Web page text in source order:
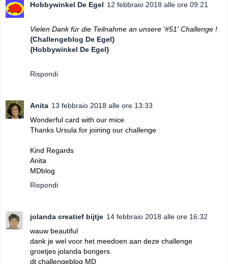
Hobbywinkel De Egel 12 febbraio 2018 alle ore 09:21
Vielen Dank für die Teilnahme an unsere '#51' Challenge !
{Challengeblog De Egel}
{Hobbywinkel De Egel}
Rispondi
Anita 13 febbraio 2018 alle ore 13:33
Wonderful card with our mice.
Thanks Ursula for joining our challenge
Kind Regards
Anita
MDblog
Rispondi
jolanda creatief bijtje 14 febbraio 2018 alle ore 16:32
wauw beautiful
dank je wel voor het meedoen aan deze challenge
groetjes jolanda bongers
dt challengeblog MD